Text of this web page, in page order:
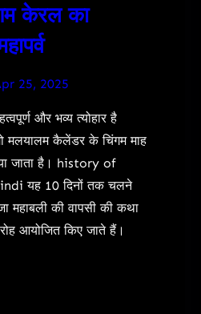
केरल का
25, 2025
और भव्य त्योहार है
कैलेंडर के चिंगम माह
जाता है। history of
यह 10 दिनों तक चलने
महाबली की वापसी की कथा
आयोजित किए जाते हैं।